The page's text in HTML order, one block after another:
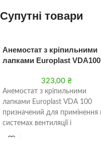
Супутні товари
Анемостат з кріпильними
лапками Europlast VDA100
323,00 ₴
Анемостат з кріпильними
лапками Europlast VDA 100
призначений для примінення
системах вентиляції і